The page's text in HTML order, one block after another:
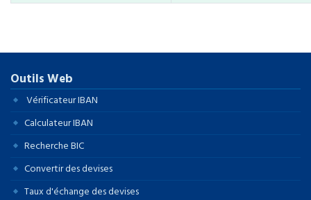
Outils Web
Vérificateur IBAN
Calculateur IBAN
Recherche BIC
Convertir des devises
Taux d'échange des devises